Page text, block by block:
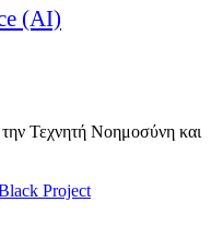
(AI)
Τεχνητή Νοημοσύνη και